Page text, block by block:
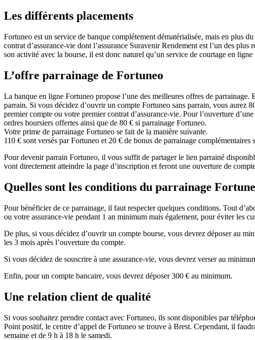
Les différents placements
Fortuneo est un service de banque complétement dématérialisée, mais en plus
contrat d’assurance-vie dont l’assurance Suravenir Rendement est l’un des
son activité avec la bourse, il est donc naturel qu’un service de courtage en ligne
L’offre parrainage de Fortuneo
La banque en ligne Fortuneo propose l’une des meilleures offres de parrainage.
parrain. Si vous décidez d’ouvrir un compte Fortuneo sans parrain, vous
premier compte ou votre premier contrat d’assurance-vie. Pour l’ouverture
ordres boursiers offertes ainsi que de 80 € si parrainage Fortuneo.
Votre prime de parrainage Fortuneo se fait de la manière suivante.
110 € sont versés par Fortuneo et 20 € de bonus de parrainage complémentaires
Pour devenir parrain Fortuneo, il vous suffit de partager le lien parrainé
vont directement atteindre la page d’inscription et feront une ouverture de
Quelles sont les conditions du parrainage
Pour bénéficier de ce parrainage, il faut respecter quelques conditions. Tout
ou votre assurance-vie pendant 1 an minimum mais également, pour éviter les
De plus, si vous décidez d’ouvrir un compte bourse, vous devrez déposer au
les 3 mois après l’ouverture du compte.
Si vous décidez de souscrire à une assurance-vie, vous devrez verser au
Enfin, pour un compte bancaire, vous devrez déposer 300 € au minimum.
Une relation client de qualité
Si vous souhaitez prendre contact avec Fortuneo, ils sont disponibles par
Point positif, le centre d’appel de Fortuneo se trouve à Brest. Cependant, il
semaine et de 9 h à 18 h le samedi.